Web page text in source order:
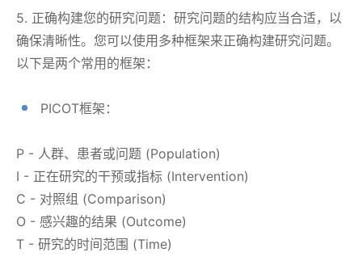
5. 正确构建您的研究问题：研究问题的结构应当合适，以
确保清晰性。您可以使用多种框架来正确构建研究问题。
以下是两个常用的框架：
PICOT框架：
P - 人群、患者或问题 (Population)
I - 正在研究的干预或指标 (Intervention)
C - 对照组 (Comparison)
O - 感兴趣的结果 (Outcome)
T - 研究的时间范围 (Time)